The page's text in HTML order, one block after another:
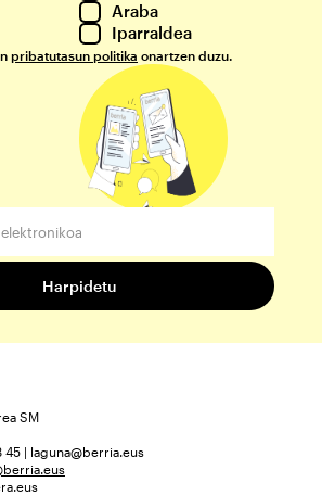
Araba
Iparraldea
pribatutasun politika onartzen duzu.
SM
| laguna@berria.eus